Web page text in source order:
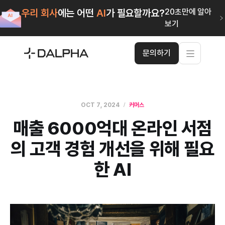
우리 회사에는 어떤 AI가 필요할까요?20초만에 알아
보기
문의하기
OCT 7, 2024 커머스
매출 6000억대 온라인 서점
의 고객 경험 개선을 위해 필요
한 AI